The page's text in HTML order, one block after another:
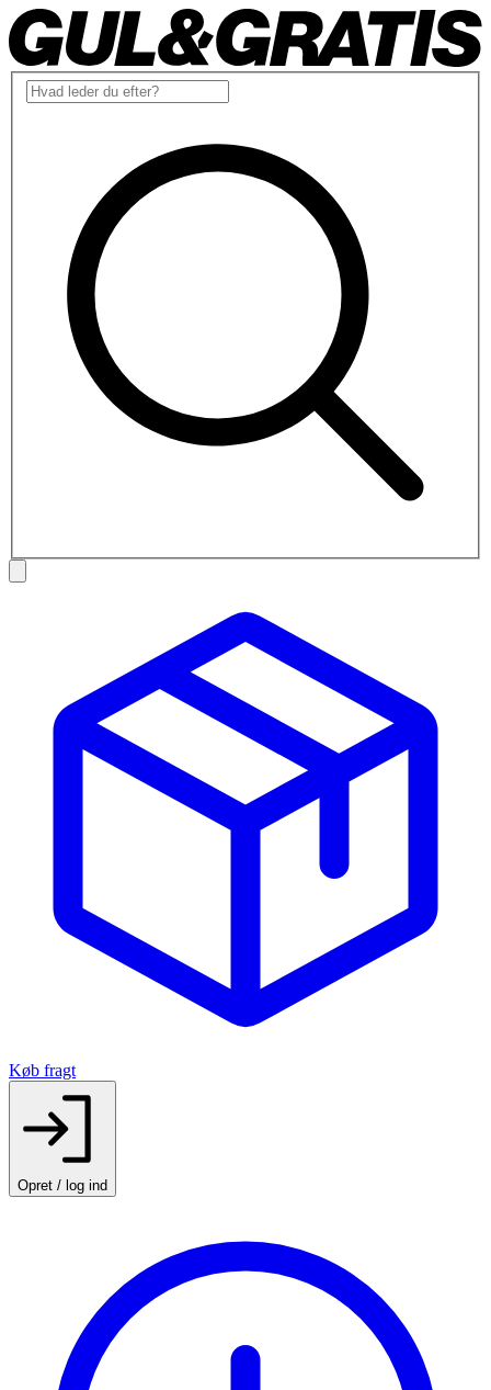
Køb fragt
Opret / log ind